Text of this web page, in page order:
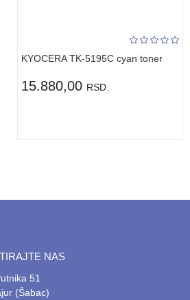
KYOCERA TK-5195C cyan toner
15.880,00 RSD.
NAS
51
(Šabac)